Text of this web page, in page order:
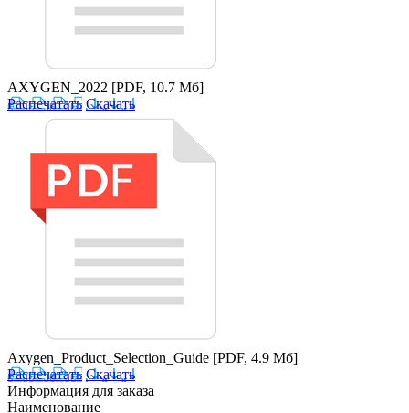
AXYGEN_2022 [PDF, 10.7 Мб]
Распечатать Скачать
Axygen_Product_Selection_Guide [PDF, 4.9 Мб]
Распечатать Скачать
Информация для заказа
Наименование